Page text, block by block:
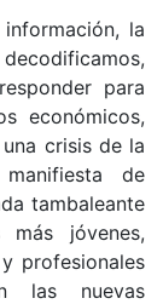
la
para
económicos,
crisis de la
de
tambaleante
jóvenes,
profesionales
las nuevas